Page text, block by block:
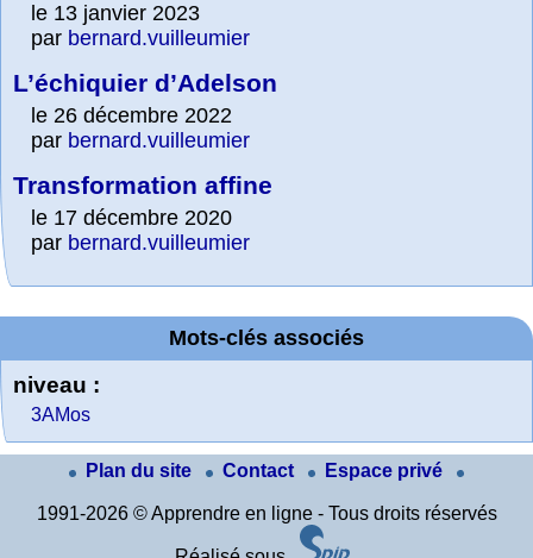
le 13 janvier 2023
par bernard.vuilleumier
L’échiquier d’Adelson
le 26 décembre 2022
par bernard.vuilleumier
Transformation affine
le 17 décembre 2020
par bernard.vuilleumier
Mots-clés associés
niveau :
3AMos
Plan du site Contact Espace privé
1991-2026 © Apprendre en ligne - Tous droits réservés